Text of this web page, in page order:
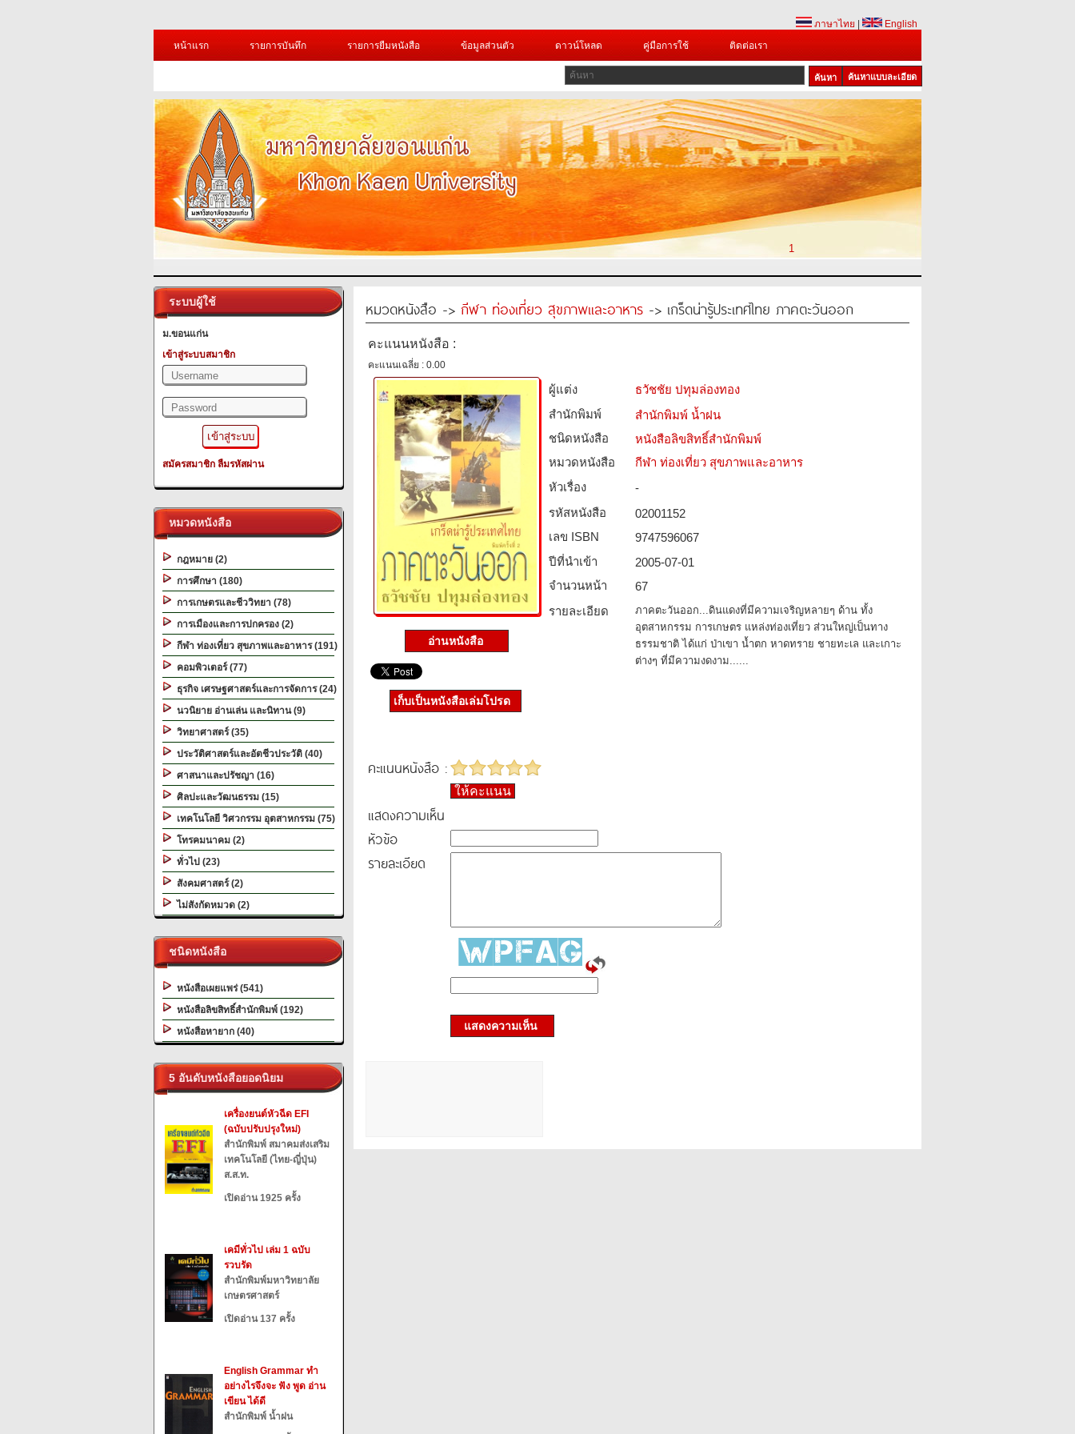
ภาษาไทย
English
หน้าแรก
รายการบันทึก รายการยืมหนังสือ ข้อมูลส่วนตัว ดาวน์โหลด คู่มือการใช้ ติดต่อเรา
ค้นหาแบบละเอียด
1
ระบบผู้ใช้
ม.ขอนแก่น
เข้าสู่ระบบสมาชิก
สมัครสมาชิก ลืมรหัสผ่าน
หมวดหนังสือ
กฎหมาย (2)
การศึกษา (180)
การเกษตรและชีววิทยา (78)
การเมืองและการปกครอง (2)
กีฬา ท่องเที่ยว สุขภาพและอาหาร (191)
คอมพิวเตอร์ (77)
ธุรกิจ เศรษฐศาสตร์และการจัดการ (24)
นวนิยาย อ่านเล่น และนิทาน (9)
วิทยาศาสตร์ (35)
ประวัติศาสตร์และอัตชีวประวัติ (40)
ศาสนาและปรัชญา (16)
ศิลปะและวัฒนธรรม (15)
เทคโนโลยี วิศวกรรม อุตสาหกรรม (75)
โทรคมนาคม (2)
ทั่วไป (23)
สังคมศาสตร์ (2)
ไม่สังกัดหมวด (2)
ชนิดหนังสือ
หนังสือเผยแพร่ (541)
หนังสือลิขสิทธิ์สำนักพิมพ์ (192)
หนังสือหายาก (40)
5 อันดับหนังสือยอดนิยม
เครื่องยนต์หัวฉีด EFI
(ฉบับปรับปรุงใหม่)
สำนักพิมพ์ สมาคมส่งเสริม
เทคโนโลยี (ไทย-ญี่ปุ่น)
ส.ส.ท.
เปิดอ่าน 1925 ครั้ง
เคมีทั่วไป เล่ม 1 ฉบับ
รวบรัด
สำนักพิมพ์มหาวิทยาลัย
เกษตรศาสตร์
เปิดอ่าน 137 ครั้ง
English Grammar ทำ
อย่างไรจึงจะ ฟัง พูด อ่าน
เขียน ได้ดี
สำนักพิมพ์ น้ำฝน
หมวดหนังสือ -> กีฬา ท่องเที่ยว สุขภาพและอาหาร -> เกร็ดน่ารู้ประเทศไทย ภาคตะวันออก
คะแนนหนังสือ :
คะแนนเฉลี่ย : 0.00
อ่านหนังสือ
ผู้แต่ง
ธวัชชัย ปทุมล่องทอง
สำนักพิมพ์
สำนักพิมพ์ น้ำฝน
ชนิดหนังสือ­
หนังสือลิขสิทธิ์สำนักพิมพ์
หมวดหนังสือ­
กีฬา ท่องเที่ยว สุขภาพและอาหาร
หัวเรื่อง
-
รหัสหนังสือ­
02001152
เลข ISBN
9747596067
ปีที่นำเข้า
2005-07-01
จำนวนหน้า
67
รายละเอียด
ภาคตะวันออก...ดินแดงที่มีความเจริญหลายๆ ด้าน ทั้ง
อุตสาหกรรม การเกษตร แหล่งท่องเที่ยว ส่วนใหญ่เป็นทาง
ธรรมชาติ ได้แก่ ป่าเขา น้ำตก หาดทราย ชายทะเล และเกาะ
ต่างๆ ที่มีความงดงาม......
เก็บเป็นหนังสือเล่มโปรด
คะแนนหนังสือ :
ให้คะแนน
แสดงความเห็น
หัวข้อ
รายละเอียด
แสดงความเห็น